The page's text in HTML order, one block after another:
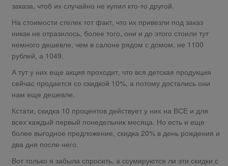
заказа, чтоб их случайно не купил кто-то другой.
На стоимости стелек тот факт, что их привезли под заказ
никак не отразилось, более того, они и до этого стоили тут
немного дешевле, чем в салоне рядом с домом, не 1100
рублей, а 1049.
А тут у них еще акция проходит, что вся детская продукция
сейчас продается со скидкой 10%, а потому достались они
нам еще дешевле.
Кстати, скидка 10 процентов действует у них на ВСЕ и для
всех каждый первый понедельник месяца. Но есть и еще
более выгодное предложение, скидка 20% в день рождения и
два дня после него.
Вот только я забыла спросить, а ссумируются ли эти скидки с